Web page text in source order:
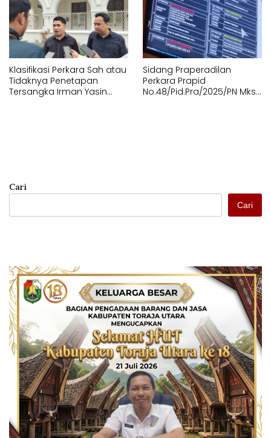
Klasifikasi Perkara Sah atau
Tidaknya Penetapan
Tersangka Irman Yasin
Sidang Praperadilan
Perkara Prapid
No.48/Pid.Pra/2025/PN Mks
Cari
Cari